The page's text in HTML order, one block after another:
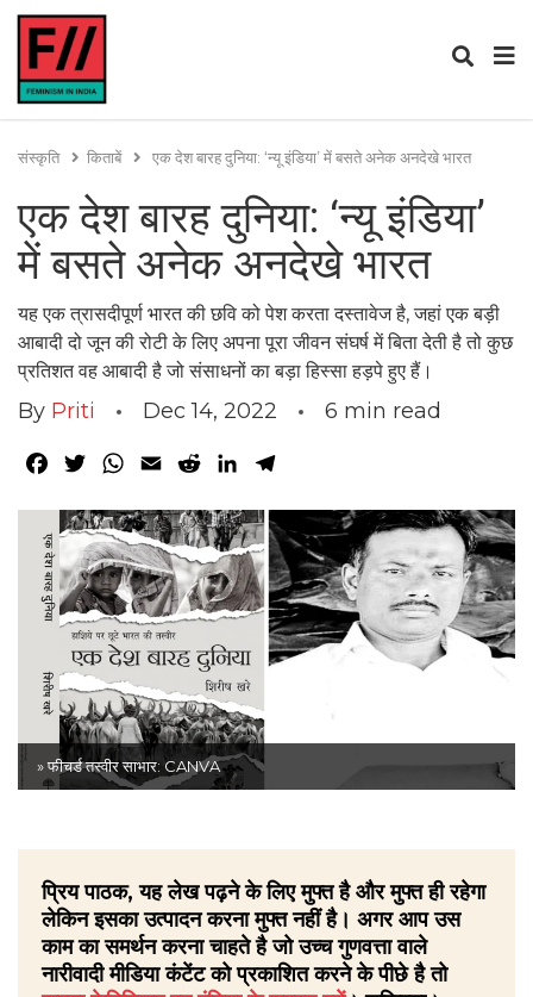
संस्कृति किताबें एक देश बारह दुनिया: ‘न्यू इंडिया’ में बसते अनेक अनदेखे भारत
एक देश बारह दुनिया: ‘न्यू इंडिया’
में बसते अनेक अनदेखे भारत
यह एक त्रासदीपूर्ण भारत की छवि को पेश करता दस्तावेज है, जहां एक बड़ी
आबादी दो जून की रोटी के लिए अपना पूरा जीवन संघर्ष में बिता देती है तो कुछ
प्रतिशत वह आबादी है जो संसाधनों का बड़ा हिस्सा हड़पे हुए हैं।
By Priti Dec 14, 2022 6 min read
Facebook
TwitterWhatsApp
Email RedditLinkedIn
» फीचर्ड तस्वीर साभार: CANVA
प्रिय पाठक, यह लेख पढ़ने के लिए मुफ्त है और मुफ्त ही रहेगा
लेकिन इसका उत्पादन करना मुफ्त नहीं है। अगर आप उस
काम का समर्थन करना चाहते है जो उच्च गुणवत्ता वाले
नारीवादी मीडिया कंटेंट को प्रकाशित करने के पीछे है तो